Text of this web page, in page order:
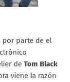
por parte de el
de Tom Black
viene la razón